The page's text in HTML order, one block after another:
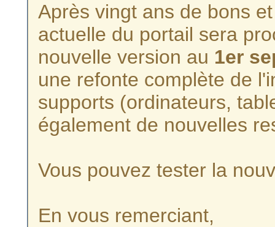
Après vingt ans de bons
actuelle du portail sera
nouvelle version au 1er
une refonte complète de
supports (ordinateurs,
également de nouvelles
Vous pouvez tester la
En vous remerciant,